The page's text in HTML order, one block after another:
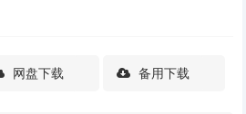
网盘下载 备用下载